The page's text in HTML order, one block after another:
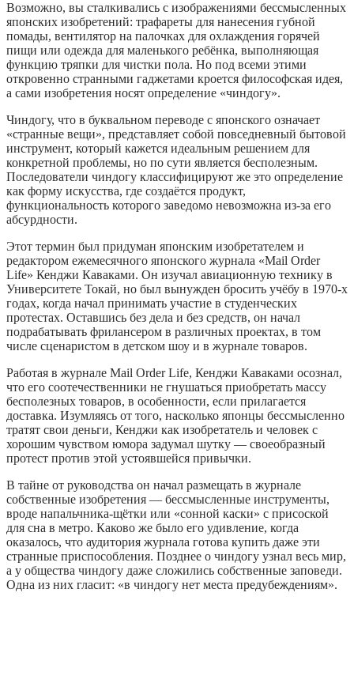
Возможно, вы сталкивались с изображениями бессмысленных
японских изобретений: трафареты для нанесения губной
помады, вентилятор на палочках для охлаждения горячей
пищи или одежда для маленького ребёнка, выполняющая
функцию тряпки для чистки пола. Но под всеми этими
откровенно странными гаджетами кроется философская идея,
а сами изобретения носят определение «чиндогу».
Чиндогу, что в буквальном переводе с японского означает
«странные вещи», представляет собой повседневный бытовой
инструмент, который кажется идеальным решением для
конкретной проблемы, но по сути является бесполезным.
Последователи чиндогу классифицируют же это определение
как форму искусства, где создаётся продукт,
функциональность которого заведомо невозможна из-за его
абсурдности.
Этот термин был придуман японским изобретателем и
редактором ежемесячного японского журнала «Mail Order
Life» Кенджи Каваками. Он изучал авиационную технику в
Университете Токай, но был вынужден бросить учёбу в 1970-х
годах, когда начал принимать участие в студенческих
протестах. Оставшись без дела и без средств, он начал
подрабатывать фрилансером в различных проектах, в том
числе сценаристом в детском шоу и в журнале товаров.
Работая в журнале Mail Order Life, Кенджи Каваками осознал,
что его соотечественники не гнушаться приобретать массу
бесполезных товаров, в особенности, если прилагается
доставка. Изумляясь от того, насколько японцы бессмысленно
тратят свои деньги, Кенджи как изобретатель и человек с
хорошим чувством юмора задумал шутку — своеобразный
протест против этой устоявшейся привычки.
В тайне от руководства он начал размещать в журнале
собственные изобретения — бессмысленные инструменты,
вроде напальчника-щётки или «сонной каски» с присоской
для сна в метро. Каково же было его удивление, когда
оказалось, что аудитория журнала готова купить даже эти
странные приспособления. Позднее о чиндогу узнал весь мир,
а у общества чиндогу даже сложились собственные заповеди.
Одна из них гласит: «в чиндогу нет места предубеждениям».